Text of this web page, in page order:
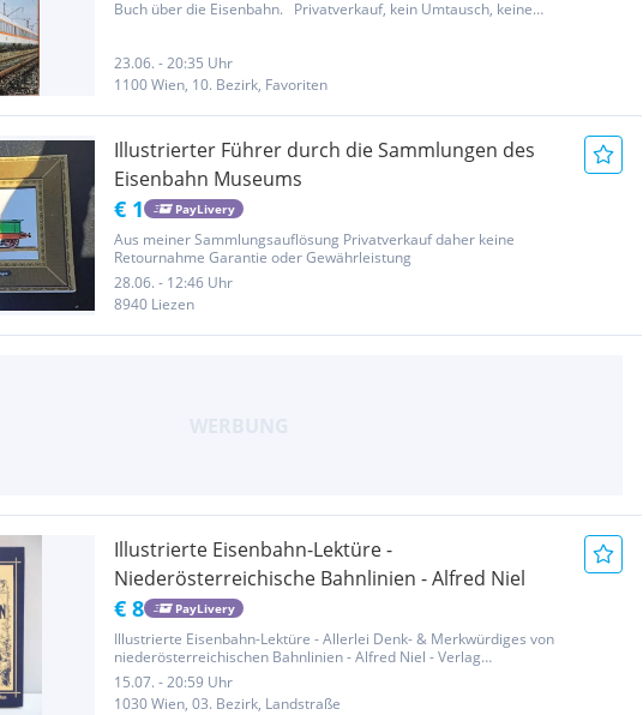
Buch über die Eisenbahn. Privatverkauf, kein Umtausch, keine
23.06. - 20:35 Uhr
1100 Wien, 10. Bezirk, Favoriten
Illustrierter Führer durch die Sammlungen des
Eisenbahn Museums
€ 1 PayLivery
Aus meiner Sammlungsauflösung Privatverkauf daher keine
Retournahme Garantie oder Gewährleistung
28.06. - 12:46 Uhr
8940 Liezen
Illustrierte Eisenbahn-Lektüre -
Niederösterreichische Bahnlinien - Alfred Niel
€ 8 PayLivery
Illustrierte Eisenbahn-Lektüre - Allerlei Denk- & Merkwürdiges von
niederösterreichischen Bahnlinien - Alfred Niel - Verlag
Niederösterreichisches Pressehaus - Hardcover. Sehr gut erhalten.
Selbstabholung in Wien 3 nahe U3 Gasometer (ca. 8 Gehminuten)...
15.07. - 20:59 Uhr
1030 Wien, 03. Bezirk, Landstraße